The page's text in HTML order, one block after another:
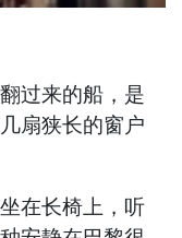
过来的船，是
扇狭长的窗户
在长椅上，听